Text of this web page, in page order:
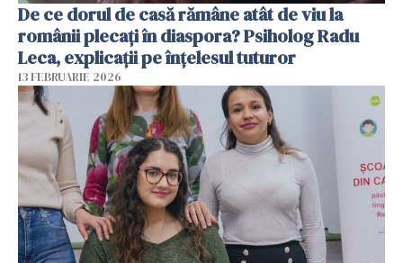
De ce dorul de casă rămâne atât de viu la
românii plecați în diaspora? Psiholog Radu
Leca, explicații pe înțelesul tuturor
13 FEBRUARIE 2026